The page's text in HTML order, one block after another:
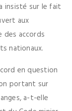
insisté sur le fait
aux
des accords
nationaux.
en question
portant sur
a-t-elle